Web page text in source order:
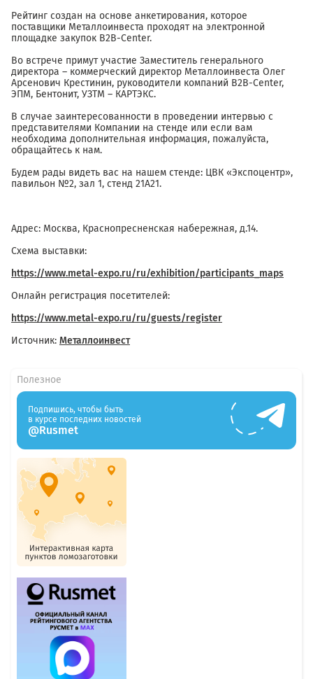
Рейтинг создан на основе анкетирования, которое
поставщики Металлоинвеста проходят на электронной
площадке закупок B2B-Center.
Во встрече примут участие Заместитель генерального
директора – коммерческий директор Металлоинвеста Олег
Арсенович Крестинин, руководители компаний B2B-Center,
ЭПМ, Бентонит, УЗТМ – КАРТЭКС.
В случае заинтересованности в проведении интервью с
представителями Компании на стенде или если вам
необходима дополнительная информация, пожалуйста,
обращайтесь к нам.
Будем рады видеть вас на нашем стенде: ЦВК «Экспоцентр»,
павильон №2, зал 1, стенд 21А21.
Адрес: Москва, Краснопресненская набережная, д.14.
Схема выставки:
https://www.metal-expo.ru/ru/exhibition/participants_maps
Онлайн регистрация посетителей:
https://www.metal-expo.ru/ru/guests/register
Источник: Металлоинвест
Полезное
Подпишись, чтобы быть
в курсе последних новостей
@Rusmet